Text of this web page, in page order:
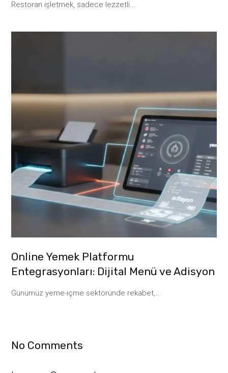
Restoran işletmek, sadece lezzetli...
Online Yemek Platformu
Entegrasyonları: Dijital Menü ve Adisyon
Günümüz yeme-içme sektöründe rekabet,...
No Comments